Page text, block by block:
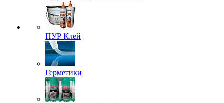
ПУР Клей
Герметики